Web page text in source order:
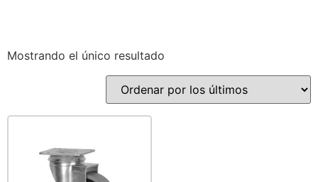
Mostrando el único resultado